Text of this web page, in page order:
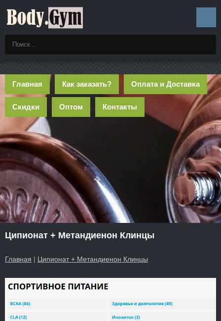
Главная Как заказать? Оплата и Доставка
Скидки Оптом Контакты
Ципионат + Метандиенон Клинцы
Главная | Ципионат + Метандиенон Клинцы